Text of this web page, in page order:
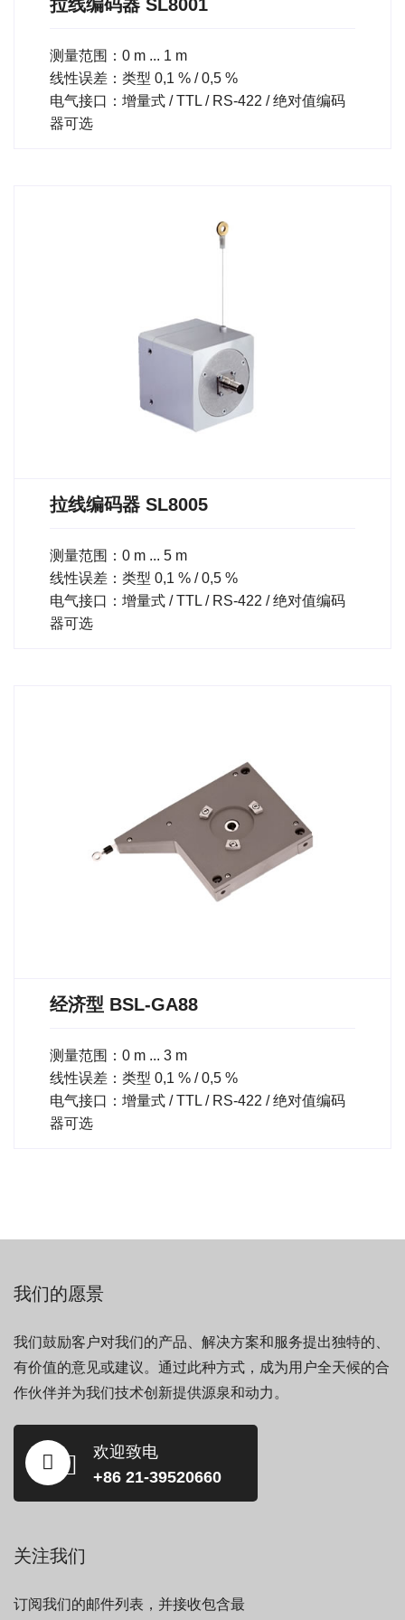
拉线编码器 SL8001
测量范围：0 m ... 1 m
线性误差：类型 0,1 % / 0,5 %
电气接口：增量式 / TTL / RS-422 / 绝对值编码
器可选
拉线编码器 SL8005
测量范围：0 m ... 5 m
线性误差：类型 0,1 % / 0,5 %
电气接口：增量式 / TTL / RS-422 / 绝对值编码
器可选
经济型 BSL-GA88
测量范围：0 m ... 3 m
线性误差：类型 0,1 % / 0,5 %
电气接口：增量式 / TTL / RS-422 / 绝对值编码
器可选
我们的愿景
我们鼓励客户对我们的产品、解决方案和服务提出独特的、
有价值的意见或建议。通过此种方式，成为用户全天候的合
作伙伴并为我们技术创新提供源泉和动力。
欢迎致电
+86 21-39520660
关注我们
订阅我们的邮件列表，并接收包含最